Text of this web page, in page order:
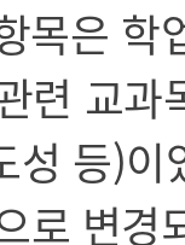
목은
련 교
성 등)
로 변경